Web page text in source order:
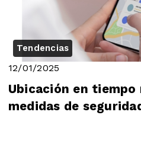
Tendencias
12/01/2025
Ubicación en tiempo
medidas de